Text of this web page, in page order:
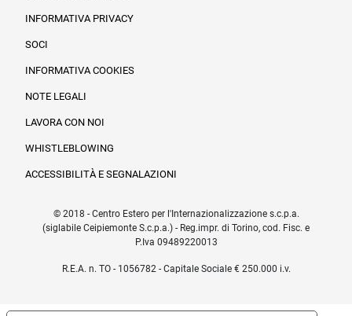
INFORMATIVA PRIVACY
SOCI
INFORMATIVA COOKIES
NOTE LEGALI
LAVORA CON NOI
WHISTLEBLOWING
ACCESSIBILITÀ E SEGNALAZIONI
© 2018 - Centro Estero per l'Internazionalizzazione s.c.p.a.
(siglabile Ceipiemonte S.c.p.a.) - Reg.impr. di Torino, cod. Fisc. e
P.Iva 09489220013
R.E.A. n. TO - 1056782 - Capitale Sociale € 250.000 i.v.